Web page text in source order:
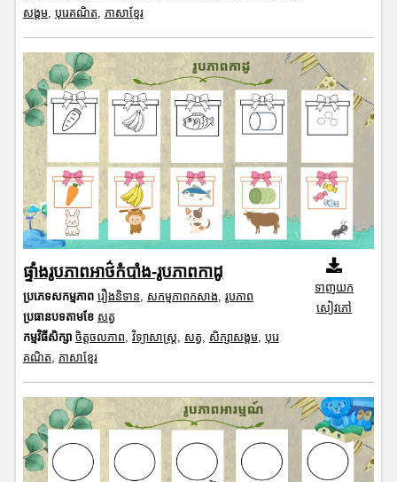
សង្គម, បុរេគណិត ភាសាខ្មែរ
ផ្ទាំងរូបភាពអាថ៌កំបាំង-រូបភាពកាដូ
ប្រភេទសកម្មភាព រឿងនិទាន, សកម្មភាពកសាង, រូបភាព
ប្រធានបទតាមខែ សត្វ
កម្មវិធីសិក្សា ចិត្តចលភាព, វិទ្យាសាស្រ្ត, សត្វ, សិក្សាសង្គម, បុរេ
គណិត, ភាសាខ្មែរ
ទាញយក
សៀវភៅ